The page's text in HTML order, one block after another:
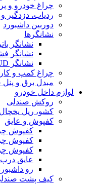
چراغ خودرو و
ردیاب، دزدگیر
دوربین داشبورد
نشانگرها
نشانگر
نشانگر
نشانگر HUD
چراغ کمپ و کار
مبدل برق و
لوازم داخل خودرو
روکش صندلی
کشو، ریل
کفپوش و عایق
کفپوش
کفپوش
کفپوش
عایق درب
رو
کیف پشت